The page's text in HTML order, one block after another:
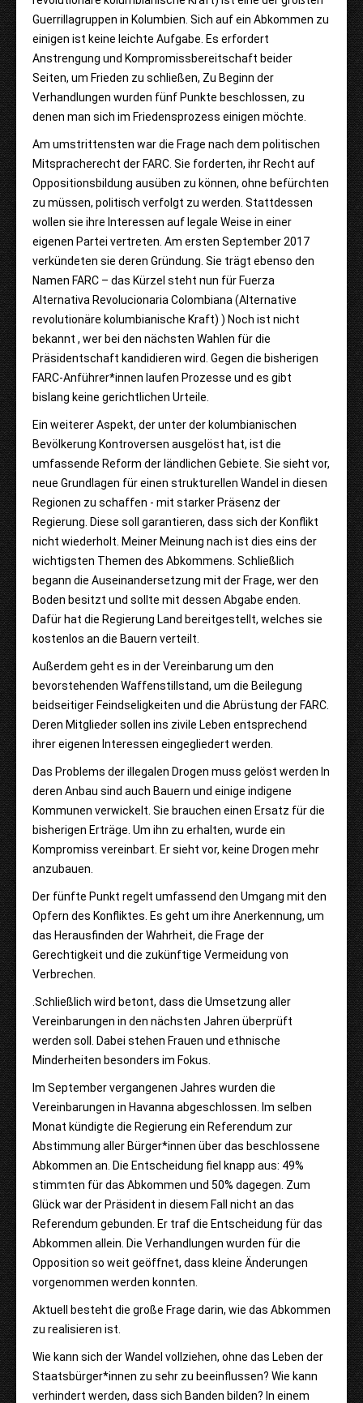
Guerrillagruppen in Kolumbien. Sich auf ein Abkommen zu
einigen ist keine leichte Aufgabe. Es erfordert
Anstrengung und Kompromissbereitschaft beider
Seiten, um Frieden zu schließen, Zu Beginn der
Verhandlungen wurden fünf Punkte beschlossen, zu
denen man sich im Friedensprozess einigen möchte.
Am umstrittensten war die Frage nach dem politischen
Mitspracherecht der FARC. Sie forderten, ihr Recht auf
Oppositionsbildung ausüben zu können, ohne befürchten
zu müssen, politisch verfolgt zu werden. Stattdessen
wollen sie ihre Interessen auf legale Weise in einer
eigenen Partei vertreten. Am ersten September 2017
verkündeten sie deren Gründung. Sie trägt ebenso den
Namen FARC – das Kürzel steht nun für Fuerza
Alternativa Revolucionaria Colombiana (Alternative
revolutionäre kolumbianische Kraft) ) Noch ist nicht
bekannt , wer bei den nächsten Wahlen für die
Präsidentschaft kandidieren wird. Gegen die bisherigen
FARC-Anführer*innen laufen Prozesse und es gibt
bislang keine gerichtlichen Urteile.
Ein weiterer Aspekt, der unter der kolumbianischen
Bevölkerung Kontroversen ausgelöst hat, ist die
umfassende Reform der ländlichen Gebiete. Sie sieht vor,
neue Grundlagen für einen strukturellen Wandel in diesen
Regionen zu schaffen - mit starker Präsenz der
Regierung. Diese soll garantieren, dass sich der Konflikt
nicht wiederholt. Meiner Meinung nach ist dies eins der
wichtigsten Themen des Abkommens. Schließlich
begann die Auseinandersetzung mit der Frage, wer den
Boden besitzt und sollte mit dessen Abgabe enden.
Dafür hat die Regierung Land bereitgestellt, welches sie
kostenlos an die Bauern verteilt.
Außerdem geht es in der Vereinbarung um den
bevorstehenden Waffenstillstand, um die Beilegung
beidseitiger Feindseligkeiten und die Abrüstung der FARC.
Deren Mitglieder sollen ins zivile Leben entsprechend
ihrer eigenen Interessen eingegliedert werden.
Das Problems der illegalen Drogen muss gelöst werden In
deren Anbau sind auch Bauern und einige indigene
Kommunen verwickelt. Sie brauchen einen Ersatz für die
bisherigen Erträge. Um ihn zu erhalten, wurde ein
Kompromiss vereinbart. Er sieht vor, keine Drogen mehr
anzubauen.
Der fünfte Punkt regelt umfassend den Umgang mit den
Opfern des Konfliktes. Es geht um ihre Anerkennung, um
das Herausfinden der Wahrheit, die Frage der
Gerechtigkeit und die zukünftige Vermeidung von
Verbrechen.
Schließlich wird betont, dass die Umsetzung aller
Vereinbarungen in den nächsten Jahren überprüft
werden soll. Dabei stehen Frauen und ethnische
Minderheiten besonders im Fokus.
Im September vergangenen Jahres wurden die
Vereinbarungen in Havanna abgeschlossen. Im selben
Monat kündigte die Regierung ein Referendum zur
Abstimmung aller Bürger*innen über das beschlossene
Abkommen an. Die Entscheidung fiel knapp aus: 49%
stimmten für das Abkommen und 50% dagegen. Zum
Glück war der Präsident in diesem Fall nicht an das
Referendum gebunden. Er traf die Entscheidung für das
Abkommen allein. Die Verhandlungen wurden für die
Opposition so weit geöffnet, dass kleine Änderungen
vorgenommen werden konnten.
Aktuell besteht die große Frage darin, wie das Abkommen
zu realisieren ist.
Wie kann sich der Wandel vollziehen, ohne das Leben der
Staatsbürger*innen zu sehr zu beeinflussen? Wie kann
verhindert werden, dass sich Banden bilden? In einem